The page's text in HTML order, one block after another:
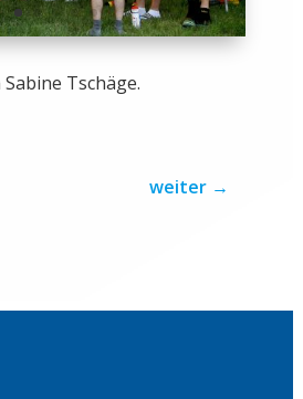
Tschäge.
weiter →